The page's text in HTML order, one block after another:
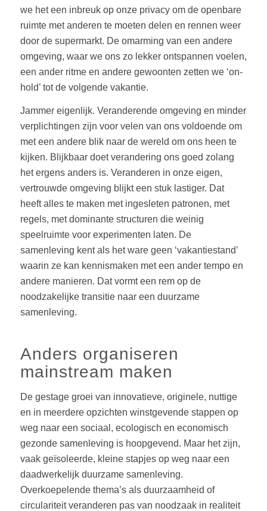
we het een inbreuk op onze privacy om de openbare
ruimte met anderen te moeten delen en rennen weer
door de supermarkt. De omarming van een andere
omgeving, waar we ons zo lekker ontspannen voelen,
een ander ritme en andere gewoonten zetten we ‘on-
hold’ tot de volgende vakantie.
Jammer eigenlijk. Veranderende omgeving en minder
verplichtingen zijn voor velen van ons voldoende om
met een andere blik naar de wereld om ons heen te
kijken. Blijkbaar doet verandering ons goed zolang
het ergens anders is. Veranderen in onze eigen,
vertrouwde omgeving blijkt een stuk lastiger. Dat
heeft alles te maken met ingesleten patronen, met
regels, met dominante structuren die weinig
speelruimte voor experimenten laten. De
samenleving kent als het ware geen ‘vakantiestand’
waarin ze kan kennismaken met een ander tempo en
andere manieren. Dat vormt een rem op de
noodzakelijke transitie naar een duurzame
samenleving.
Anders organiseren
mainstream maken
De gestage groei van innovatieve, originele, nuttige
en in meerdere opzichten winstgevende stappen op
weg naar een sociaal, ecologisch en economisch
gezonde samenleving is hoopgevend. Maar het zijn,
vaak geïsoleerde, kleine stapjes op weg naar een
daadwerkelijk duurzame samenleving.
Overkoepelende thema’s als duurzaamheid of
circulariteit veranderen pas van noodzaak in realiteit